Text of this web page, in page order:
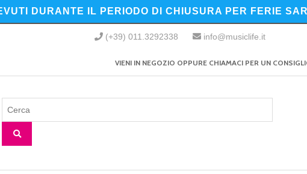
DURANTE IL PERIODO DI CHIUSURA PER FERIE
(+39) 011.3292338 info@musiclife.it
VIENI IN NEGOZIO OPPURE CHIAMACI PER UN